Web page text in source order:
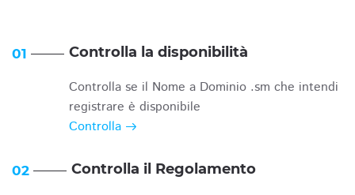
01 Controlla la disponibilità
Controlla se il Nome a Dominio .sm che intendi
registrare è disponibile
Controlla
02 Controlla il Regolamento